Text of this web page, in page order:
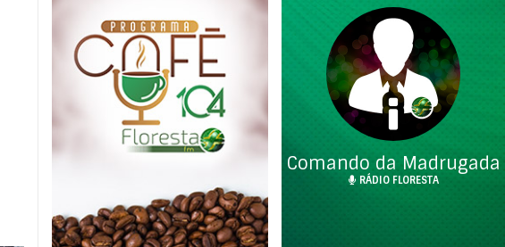
Comando da Madrugada
RÁDIO FLORESTA